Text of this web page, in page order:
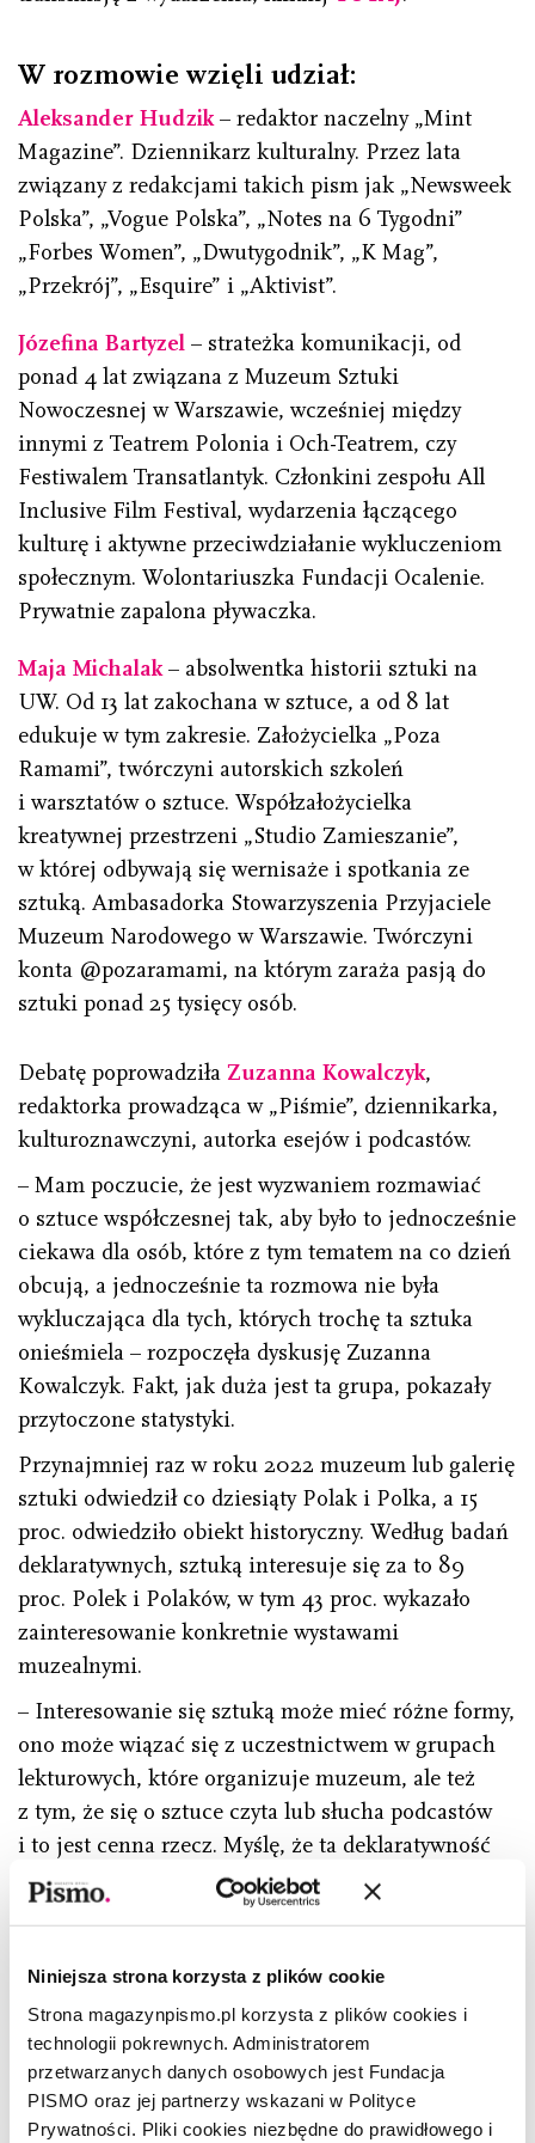
Niniejsza strona korzysta z plików cookie
Strona magazynpismo.pl korzysta z plików cookies i
technologii pokrewnych. Administratorem
przetwarzanych danych osobowych jest Fundacja
PISMO oraz jej partnerzy wskazani w Polityce
Prywatności. Pliki cookies niezbędne do prawidłowego i
W rozmowie wzięli udział:
Aleksander Hudzik– redaktor naczelny „Mint
Magazine”. Dziennikarz kulturalny. Przez lata
związany z redakcjami takich pism jak „Newsweek
Polska”, „Vogue Polska”, „Notes na 6 Tygodni”
„Forbes Women”, „Dwutygodnik”, „K Mag”,
„Przekrój”, „Esquire” i „Aktivist”.
Józefina Bartyzel – strateżka komunikacji, od
ponad 4 lat związana z Muzeum Sztuki
Nowoczesnej w Warszawie, wcześniej między
innymi z Teatrem Polonia i Och-Teatrem, czy
Festiwalem Transatlantyk. Członkini zespołu All
Inclusive Film Festival, wydarzenia łączącego
kulturę i aktywne przeciwdziałanie wykluczeniom
społecznym. Wolontariuszka Fundacji Ocalenie.
Prywatnie zapalona pływaczka.
Maja Michalak– absolwentka historii sztuki na
UW. Od 13 lat zakochana w sztuce, a od 8 lat
edukuje w tym zakresie. Założycielka „Poza
Ramami”, twórczyni autorskich szkoleń
i warsztatów o sztuce. Współzałożycielka
kreatywnej przestrzeni „Studio Zamieszanie”,
w której odbywają się wernisaże i spotkania ze
sztuką. Ambasadorka Stowarzyszenia Przyjaciele
Muzeum Narodowego w Warszawie. Twórczyni
konta @pozaramami, na którym zaraża pasją do
sztuki ponad 25 tysięcy osób.
Debatę poprowadziła Zuzanna Kowalczyk,
redaktorka prowadząca w „Piśmie”, dziennikarka,
kulturoznawczyni, autorka esejów i podcastów.
– Mam poczucie, że jest wyzwaniem rozmawiać
o sztuce współczesnej tak, aby było to jednocześnie
ciekawa dla osób, które z tym tematem na co dzień
obcują, a jednocześnie ta rozmowa nie była
wykluczająca dla tych, których trochę ta sztuka
onieśmiela – rozpoczęła dyskusję Zuzanna
Kowalczyk. Fakt, jak duża jest ta grupa, pokazały
przytoczone statystyki.
Przynajmniej raz w roku 2022 muzeum lub galerię
sztuki odwiedził co dziesiąty Polak i Polka, a 15
proc. odwiedziło obiekt historyczny. Według badań
deklaratywnych, sztuką interesuje się za to 89
proc. Polek i Polaków, w tym 43 proc. wykazało
zainteresowanie konkretnie wystawami
muzealnymi.
– Interesowanie się sztuką może mieć różne formy,
ono może wiązać się z uczestnictwem w grupach
lekturowych, które organizuje muzeum, ale też
z tym, że się o sztuce czyta lub słucha podcastów
i to jest cenna rzecz. Myślę, że ta deklaratywność
nie jest na wyrost. – tłumaczyła rozbieżności
w danych Józefina Bartyzel.
współczesną jest jednak wyzwaniem.
– Dzieła sztuki są trochę jak wiersze. Tam jest
historia, tylko ona jest trochę ukryta. W wielu
instytucjach opisy dzieł są pisane językiem, który
jest niedostępny i to jest frustrujące. Jako osoba,